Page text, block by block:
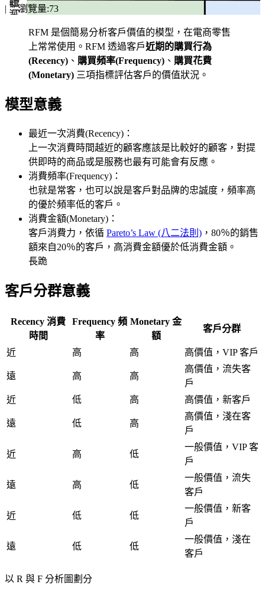
|
瀏覽量:73
RFM 是個簡易分析客戶價值的模型，在電商零售
上常常使用。RFM 透過客戶近期的購買行為
(Recency) 、 購買頻率(Frequency) 、 購買花費
(Monetary) 三項指標評估客戶的價值狀況。
模型意義
最近一次消費(Recency)：
上一次消費時間越近的顧客應該是比較好的顧客，對提
供即時的商品或是服務也最有可能會有反應。
消費頻率(Frequency)：
也就是常客，也可以說是客戶對品牌的忠誠度，頻率高
的優於頻率低的客戶。
消費金額(Monetary)：
客戶消費力，依循 Pareto’s Law (八二法則) ，80％的銷售
額來自20％的客戶，高消費金額優於低消費金額。
長跪
客戶分群意義
Recency 消費
時間
Frequency 頻
率
Monetary 金
額
客戶分群
近 高 高 高價值，VIP 客戶
遠 高 高
高價值，流失客
戶
近
低 高 高價值，新客戶
遠 低 高
高價值，淺在客
戶
近 高 低
一般價值，VIP 客
戶
遠 高 低
一般價值，流失
客戶
近 低 低
一般價值，新客
戶
遠 低 低
一般價值，淺在
客戶
以 R 與 F 分析圖劃分